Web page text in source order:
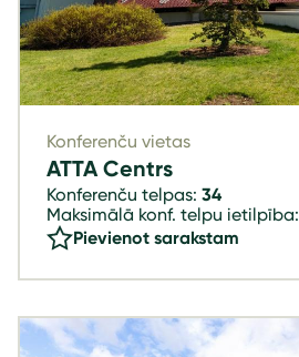
Konferenču vietas
ATTA Centrs
Konferenču telpas: 34
Maksimālā konf. telpu ietilpība:
Pievienot sarakstam